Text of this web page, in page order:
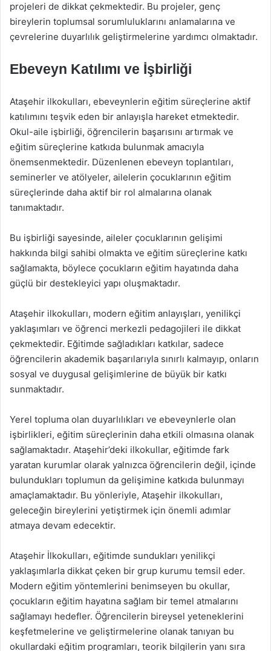
projeleri de dikkat çekmektedir. Bu projeler, genç
bireylerin toplumsal sorumluluklarını anlamalarına ve
çevrelerine duyarlılık geliştirmelerine yardımcı olmaktadır.
Ebeveyn Katılımı ve İşbirliği
Ataşehir ilkokulları, ebeveynlerin eğitim süreçlerine aktif
katılımını teşvik eden bir anlayışla hareket etmektedir.
Okul-aile işbirliği, öğrencilerin başarısını artırmak ve
eğitim süreçlerine katkıda bulunmak amacıyla
önemsenmektedir. Düzenlenen ebeveyn toplantıları,
seminerler ve atölyeler, ailelerin çocuklarının eğitim
süreçlerinde daha aktif bir rol almalarına olanak
tanımaktadır.
Bu işbirliği sayesinde, aileler çocuklarının gelişimi
hakkında bilgi sahibi olmakta ve eğitim süreçlerine katkı
sağlamakta, böylece çocukların eğitim hayatında daha
güçlü bir destekleyici yapı oluşmaktadır.
Ataşehir ilkokulları, modern eğitim anlayışları, yenilikçi
yaklaşımları ve öğrenci merkezli pedagojileri ile dikkat
çekmektedir. Eğitimde sağladıkları katkılar, sadece
öğrencilerin akademik başarılarıyla sınırlı kalmayıp, onların
sosyal ve duygusal gelişimlerine de büyük bir katkı
sunmaktadır.
Yerel topluma olan duyarlılıkları ve ebeveynlerle olan
işbirlikleri, eğitim süreçlerinin daha etkili olmasına olanak
sağlamaktadır. Ataşehir’deki ilkokullar, eğitimde fark
yaratan kurumlar olarak yalnızca öğrencilerin değil, içinde
bulundukları toplumun da gelişimine katkıda bulunmayı
amaçlamaktadır. Bu yönleriyle, Ataşehir ilkokulları,
geleceğin bireylerini yetiştirmek için önemli adımlar
atmaya devam edecektir.
Ataşehir İlkokulları, eğitimde sundukları yenilikçi
yaklaşımlarla dikkat çeken bir grup kurumu temsil eder.
Modern eğitim yöntemlerini benimseyen bu okullar,
çocukların eğitim hayatına sağlam bir temel atmalarını
sağlamayı hedefler. Öğrencilerin bireysel yeteneklerini
keşfetmelerine ve geliştirmelerine olanak tanıyan bu
okullardaki eğitim programları, teorik bilgilerin yanı sıra